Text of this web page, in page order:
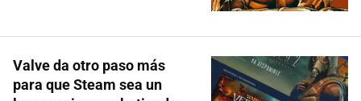
Valve da otro paso más
para que Steam sea un